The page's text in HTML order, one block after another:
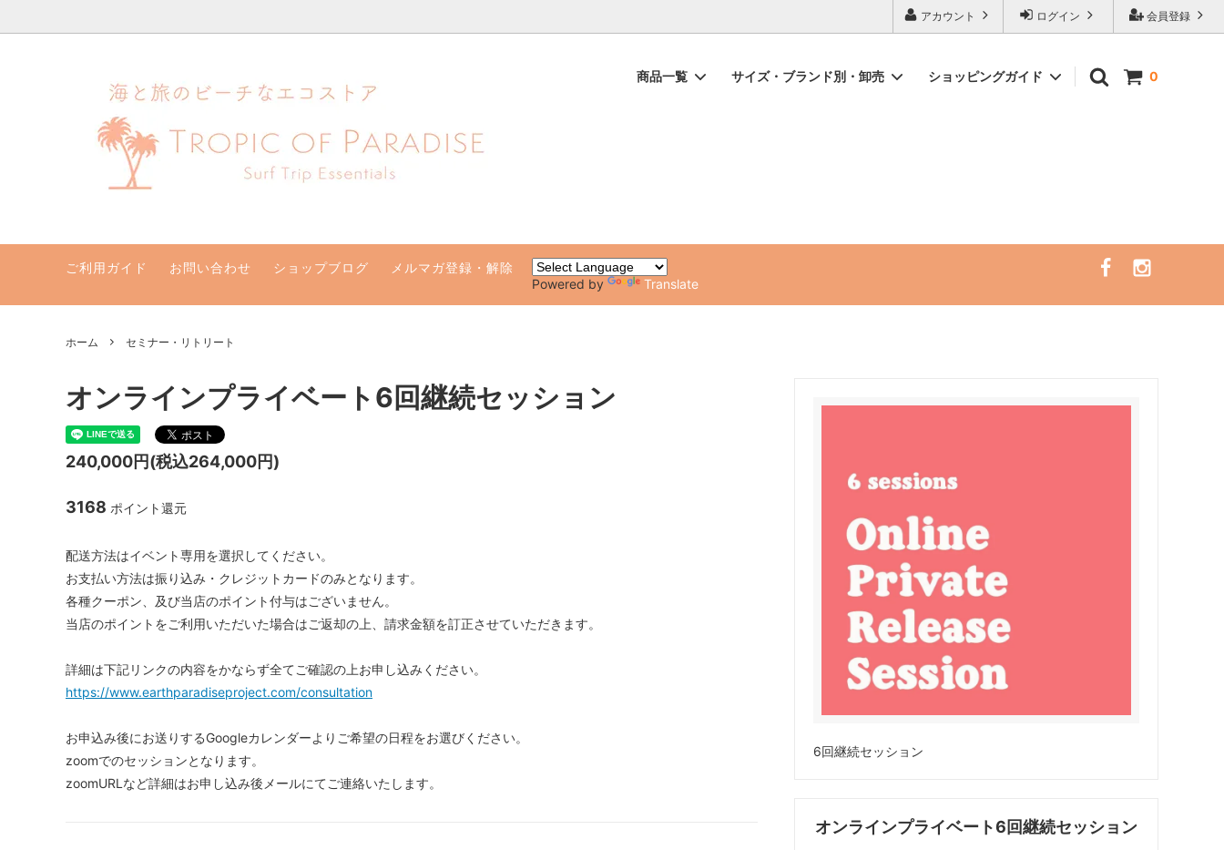
会員登録
ログイン
アカウント
0
商品一覧
ビキニセット&ワンピース ビキニトップス（一部SALE）
【一般】水着お取り寄せ
サイズ・ブランド別・卸売
クリアランスセール！最大70％オフ 新着商品
水着サイズ別 取扱店専用ページ
ショッピングガイド
支払い・配送・返品・交換について ハニーガールが他の水着と違う10の理由
ご利用ガイド お問い合わせ ショップブログ
メルマガ登録・解除
Powered by
Translate
ホーム セミナー・リトリート
6回継続セッション
オンラインプライベート6回継続セッション
オンラインプライベート6回継続セッション
240,000円(税込264,000円)
3168 ポイント還元
配送方法はイベント専用を選択してください。
お支払い方法は振り込み・クレジットカードのみとなります。
各種クーポン、及び当店のポイント付与はございません。
当店のポイントをご利用いただいた場合はご返却の上、請求金額を訂正させていただきます。
詳細は下記リンクの内容をかならず全てご確認の上お申し込みください。
https://www.earthparadiseproject.com/consultation
お申込み後にお送りするGoogleカレンダーよりご希望の日程をお選びください。
zoomでのセッションとなります。
zoomURLなど詳細はお申し込み後メールにてご連絡いたします。